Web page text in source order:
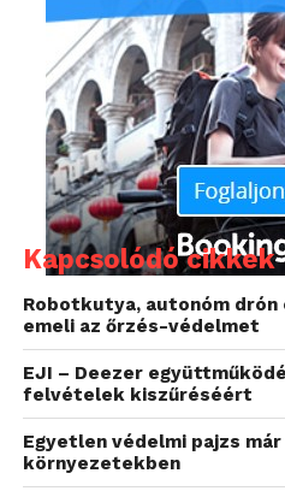
bizonyítják, hogy a
technológiák nem mindig
az új kártevőkkel.
A német G DATA ezért
technológiák fejlesztésébe
túlmutatnak a
valamilyen komplex
megállítják a még
első ilyen megoldás a
bemutatott BankGuard
böngészők felügyeletén
trójaiak működését. Ezt a
(exploit protection) követte,
felügyeletével azt
kihasználják a harmadik fél
Kapcsolódó cikkek
Robotkutya, autonóm drón
emeli az őrzés-védelmet
EJI – Deezer
felvételek kiszűréséért
Egyetlen védelmi pajzs
környezetekben